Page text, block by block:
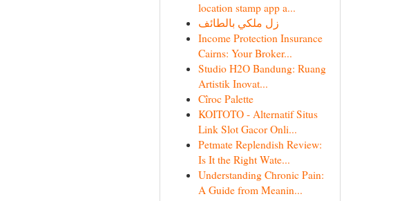
location stamp app a...
زل ملكي بالطائف
Income Protection Insurance
Cairns: Your Broker...
Studio H2O Bandung: Ruang
Artistik Inovat...
Cîroc Palette
KOITOTO - Alternatif Situs
Link Slot Gacor Onli...
Petmate Replendish Review:
Is It the Right Wate...
Understanding Chronic Pain:
A Guide from Meanin...